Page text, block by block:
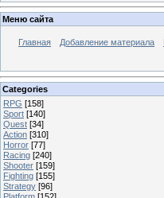
Меню сайта
Главная Добавление материала
Categories
RPG [158]
Sport [140]
Quest [34]
Action [310]
Horror [77]
Racing [240]
Shooter [159]
Fighting [155]
Strategy [96]